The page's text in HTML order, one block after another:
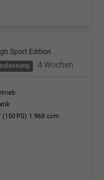
Sport Edition
4 Wochen
(150 PS) 1.968 ccm